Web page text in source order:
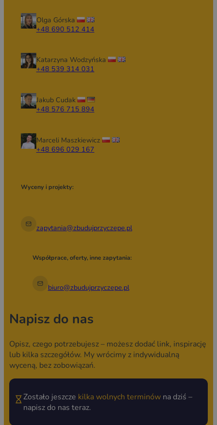
Olga Górska
+48 690 512 414
Katarzyna Wodzyńska
+48 539 314 031
Jakub Cudak
+48 576 715 894
Marceli Maszkiewicz
+48 696 029 167
Wyceny i projekty:
zapytania@zbudujprzyczepe.pl
Współprace, oferty, inne zapytania:
biuro@zbudujprzyczepe.pl
Napisz do nas
Opisz, czego potrzebujesz – możesz dodać link, inspirację
lub kilka szczegółów. My wrócimy z indywidualną
wyceną, bez zobowiązań.
Zostało jeszcze kilka wolnych terminówna dziś –
napisz do nas teraz.